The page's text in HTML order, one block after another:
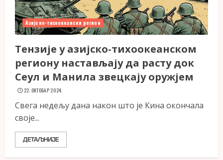
Азијско-тихоокеански регион
Тензије у азијско-тихоокеанском
региону настављају да расту док
Сеул и Манила звецкају оружјем
22. ОКТОБАР 2024.
Свега недељу дана након што је Кина окончала
своје...
ДЕТАЉНИЈЕ